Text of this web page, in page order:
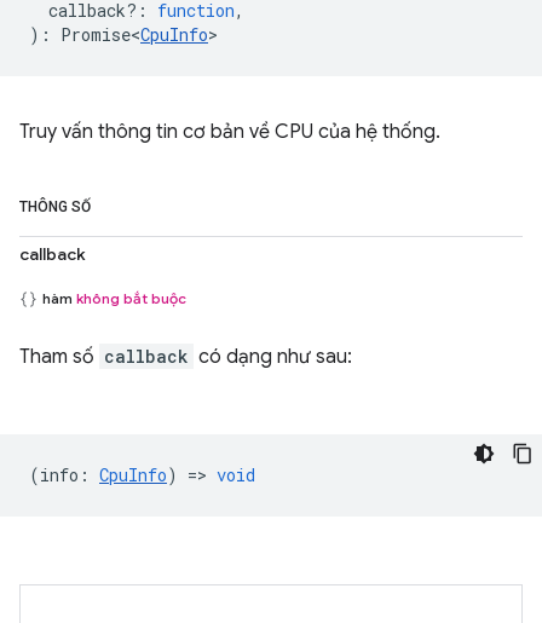
callback? : function,
) : Promise<CpuInfo>
Truy vấn thông tin cơ bản về CPU của hệ thống.
THÔNG SỐ
callback
hàm không bắt buộc
Tham số callback có dạng như sau:
(info : CpuInfo) => void